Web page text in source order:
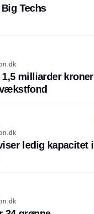
Techs
1,5 milliarder kroner
ledig kapacitet i